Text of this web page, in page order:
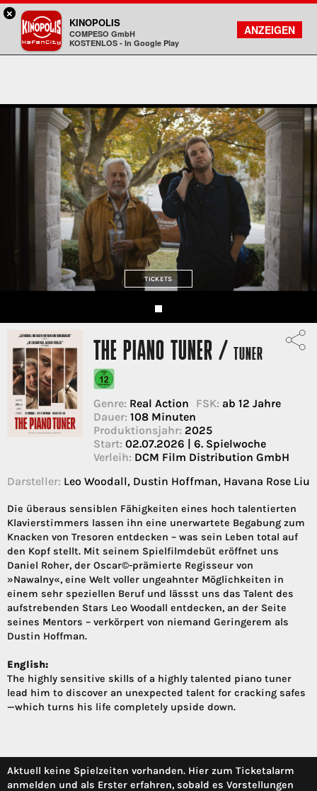
Kinopolis
FILMSUCHE
KONTO
TICKETS
THE PIANO TUNER / TUNER
Genre: Real Action FSK: ab 12 Jahre
Dauer: 108 Minuten
Produktionsjahr: 2025
Start: 02.07.2026 | 6. Spielwoche
Verleih: DCM Film Distribution GmbH
Darsteller: Leo Woodall, Dustin Hoffman, Havana Rose Liu
Die überaus sensiblen Fähigkeiten eines hoch talentierten
Klavierstimmers lassen ihn eine unerwartete Begabung zum
Knacken von Tresoren entdecken – was sein Leben total auf
den Kopf stellt. Mit seinem Spielfilmdebüt eröffnet uns
Daniel Roher, der Oscar©-prämierte Regisseur von
»Nawalny«, eine Welt voller ungeahnter Möglichkeiten in
einem sehr speziellen Beruf und lässst uns das Talent des
aufstrebenden Stars Leo Woodall entdecken, an der Seite
seines Mentors – verkörpert von niemand Geringerem als
Dustin Hoffman.
English:
The highly sensitive skills of a highly talented piano tuner
lead him to discover an unexpected talent for cracking safes
—which turns his life completely upside down.
Aktuell keine Spielzeiten vorhanden. Hier zum Ticketalarm
anmelden und als Erster erfahren, sobald es Vorstellungen
×
KINOPOLIS
COMPESO GmbH
KOSTENLOS - In Google Play
ANZEIGEN